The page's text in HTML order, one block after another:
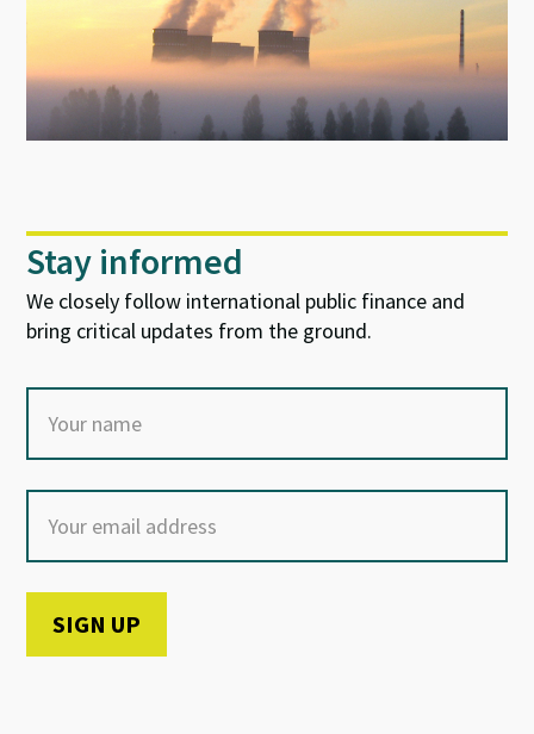
Stay informed
We closely follow international public finance and
bring critical updates from the ground.